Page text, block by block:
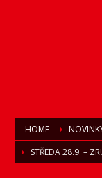
HOME
STŘEDA 28.9. –